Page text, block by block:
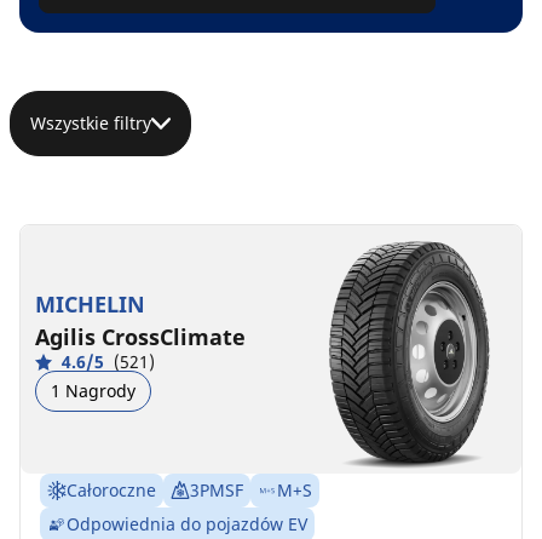
Wszystkie filtry
MICHELIN
Agilis CrossClimate
4.6/5 (521)
1 Nagrody
Całoroczne 3PMSF
M+S
Odpowiednia do pojazdów EV